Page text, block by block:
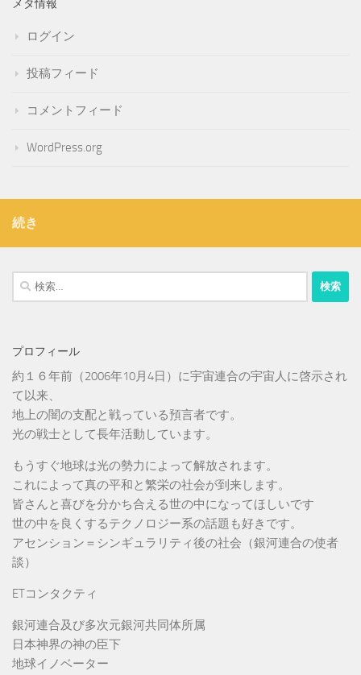
メタ情報
ログイン
投稿フィード
コメントフィード
WordPress.org
続き
検
索:
プロフィール
約１６年前（2006年10月4日）に宇宙連合の宇宙人に啓示され
て以来、
地上の闇の支配と戦っている預言者です。
光の戦士として長年活動しています。
もうすぐ地球は光の勢力によって解放されます。
これによって真の平和と繁栄の社会が到来します。
皆さんと喜びを分かち合える世の中になってほしいです
世の中を良くするテクノロジー系の話題も好きです。
アセンション＝シンギュラリティ後の社会（銀河連合の使者
談）
ETコンタクティ
銀河連合及び多次元銀河共同体所属
日本神界の神の臣下
地球イノベーター